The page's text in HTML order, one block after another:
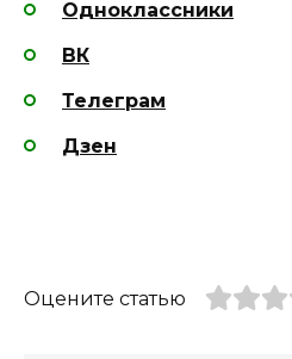
Одноклассники
ВК
Телеграм
Дзен
Оцените статью